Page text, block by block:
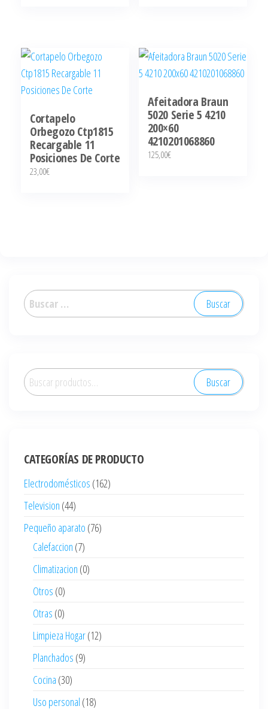
Cortapelo
Orbegozo Ctp1815
Recargable 11
Posiciones De Corte
23,00€
Afeitadora Braun
5020 Serie 5 4210
200×60
4210201068860
125,00€
Buscar:
Buscar
por:
Buscar
CATEGORÍAS DE PRODUCTO
Electrodomésticos (162)
Television (44)
Pequeño aparato (76)
Calefaccion (7)
Climatizacion (0)
Otros (0)
Otras (0)
Limpieza Hogar(12)
Planchados (9)
Cocina (30)
Uso personal (18)